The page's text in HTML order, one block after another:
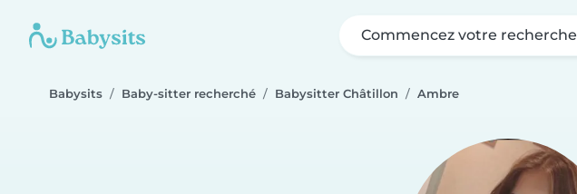
Commencez votre recherche
Babysits Baby-sitter recherché Babysitter Châtillon Ambre